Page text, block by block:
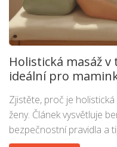
Holistická masáž
ideální pro
Zjistěte, proč je
ženy. Článek vysvětluje
bezpečnostní pravidla a